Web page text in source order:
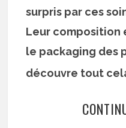
surpris par ces
Leur composition
le packaging des
découvre tout